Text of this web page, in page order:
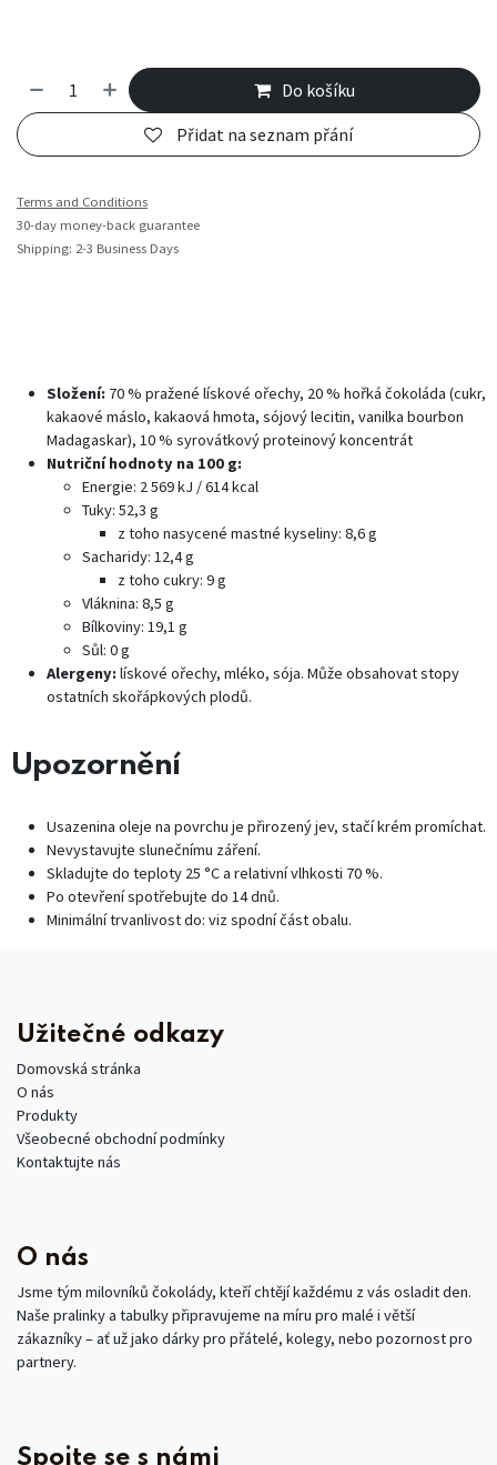
Do košíku
Přidat na seznam přání
Terms and Conditions
30-day money-back guarantee
Shipping: 2-3 Business Days
Složení: 70 % pražené lískové ořechy, 20 % hořká čokoláda (cukr,
kakaové máslo, kakaová hmota, sójový lecitin, vanilka bourbon
Madagaskar), 10 % syrovátkový proteinový koncentrát
Nutriční hodnoty na 100 g:
Energie: 2 569 kJ / 614 kcal
Tuky: 52,3 g
z toho nasycené mastné kyseliny: 8,6 g
Sacharidy: 12,4 g
z toho cukry: 9 g
Vláknina: 8,5 g
Bílkoviny: 19,1 g
Sůl: 0 g
Alergeny:lískové ořechy, mléko, sója. Může obsahovat stopy
ostatních skořápkových plodů.
Upozornění
Usazenina oleje na povrchu je přirozený jev, stačí krém promíchat.
Nevystavujte slunečnímu záření.
Skladujte do teploty 25 °C a relativní vlhkosti 70 %.
Po otevření spotřebujte do 14 dnů.
Minimální trvanlivost do: viz spodní část obalu.
Užitečné odkazy
Domovská stránka
O nás
Produkty
Všeobecné obchodní podmínky
Kontaktujte nás
O nás
Jsme tým milovníků čokolády, kteří chtějí každému z vás osladit den.
Naše pralinky a tabulky připravujeme na míru pro malé i větší
zákazníky – ať už jako dárky pro přátelé, kolegy, nebo pozornost pro
partnery.
Spojte se s námi